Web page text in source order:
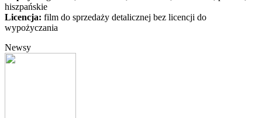
hiszpańskie
Licencja: film do sprzedaży detalicznej bez licencji do
wypożyczania
Newsy